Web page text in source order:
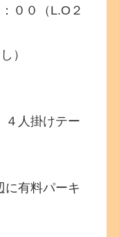
００（L.O２
）
人掛けテー
有料パーキ